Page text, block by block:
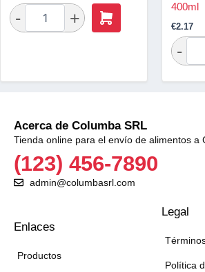
400ml
€2.17
Acerca de Columba SRL
Tienda online para el envío de alimentos a
(123) 456-7890
admin@columbasrl.com
Enlaces
Productos
Legal
Política